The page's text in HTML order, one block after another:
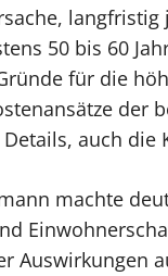
50 bis 60
für die
auch
machte
Auswirkungen